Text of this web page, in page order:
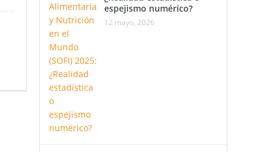
espejismo numérico?
12 mayo, 2026